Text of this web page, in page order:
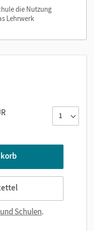
die Nutzung
Lehrwerk
Schulen.